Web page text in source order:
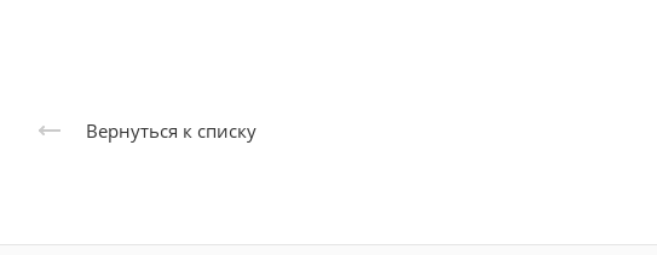
Вернуться к списку